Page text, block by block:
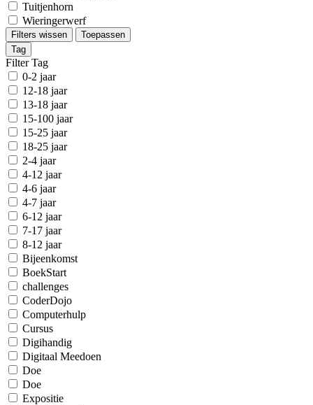
Tuitjenhorn
Wieringerwerf
Filters wissen
Toepassen
Tag
Filter Tag
0-2 jaar
12-18 jaar
13-18 jaar
15-100 jaar
15-25 jaar
18-25 jaar
2-4 jaar
4-12 jaar
4-6 jaar
4-7 jaar
6-12 jaar
7-17 jaar
8-12 jaar
Bijeenkomst
BoekStart
challenges
CoderDojo
Computerhulp
Cursus
Digihandig
Digitaal Meedoen
Doe
Doe
Expositie